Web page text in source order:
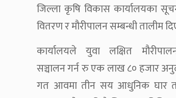
जिल्ला कृषि विकास कार्यालयका
वितरण र मौरीपालन सम्बन्धी
कार्यालयले युवा लक्षित
सञ्चालन गर्न रु एक लाख ८० हजार
गत आवमा तीन सय आधुनिक घार